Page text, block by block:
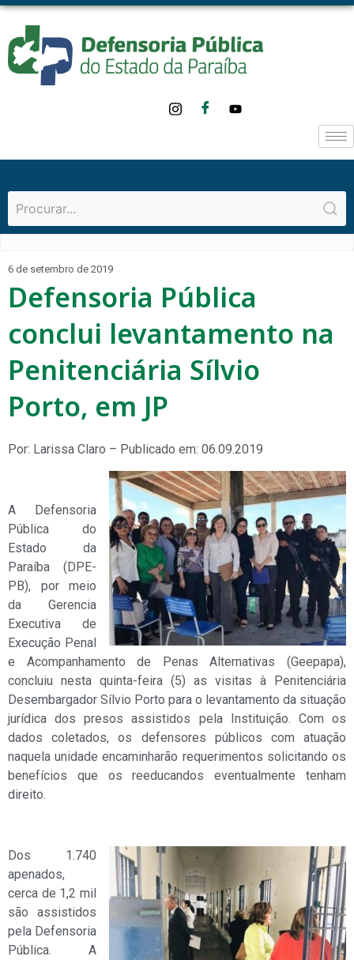
6 de setembro de 2019
Defensoria Pública
conclui levantamento na
Penitenciária Sílvio
Porto, em JP
Por: Larissa Claro – Publicado em: 06.09.2019
A Defensoria
Pública do
Estado da
Paraíba (DPE-
PB), por meio
da Gerencia
Executiva de
Execução Penal
e Acompanhamento de Penas Alternativas (Geepapa),
concluiu nesta quinta-feira (5) as visitas à Penitenciária
Desembargador Sílvio Porto para o levantamento da situação
jurídica dos presos assistidos pela Instituição. Com os
dados coletados, os defensores públicos com atuação
naquela unidade encaminharão requerimentos solicitando os
benefícios que os reeducandos eventualmente tenham
direito.
Dos 1.740
apenados,
cerca de 1,2 mil
são assistidos
pela Defensoria
Pública. A